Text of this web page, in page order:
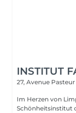
INSTITUT
27, Avenue Pasteur
Im Herzen von
Schönheitsinstitut